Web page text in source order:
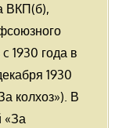
ВКП(б),
1930 года в
1930
колхоз»). В
«За